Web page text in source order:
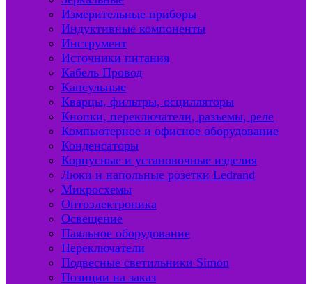
Измерительные приборы
Индуктивные компоненты
Инструмент
Источники питания
Кабель Провод
Капсульные
Кварцы, фильтры, осцилляторы
Кнопки, переключатели, разъемы, реле
Компьютерное и офисное оборудование
Конденсаторы
Корпусные и установочные изделия
Люки и напольные розетки Ledrand
Микросхемы
Оптоэлектроника
Освещение
Паяльное оборудование
Переключатели
Подвесные светильники Simon
Позиции на заказ